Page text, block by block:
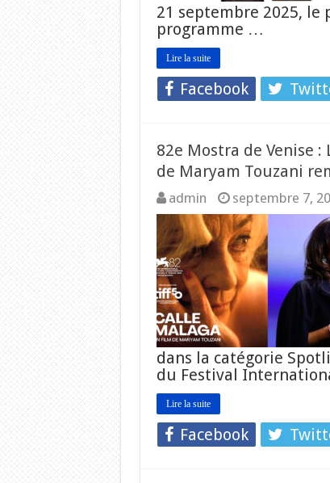
21 septembre 2025, le
programme …
Lire la suite
Facebook
82e Mostra de Venise
de Maryam Touzani
admin septembre 7,
dans la catégorie
du Festival
Lire la suite
Facebook